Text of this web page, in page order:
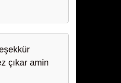
çıkar amin